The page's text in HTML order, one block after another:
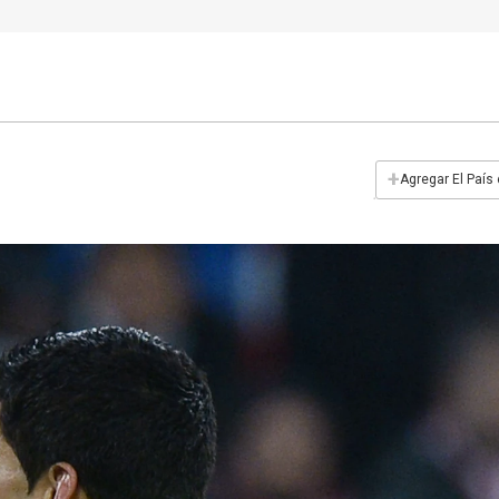
+Agregar El País